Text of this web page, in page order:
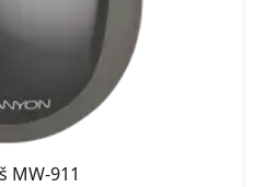
MW-911